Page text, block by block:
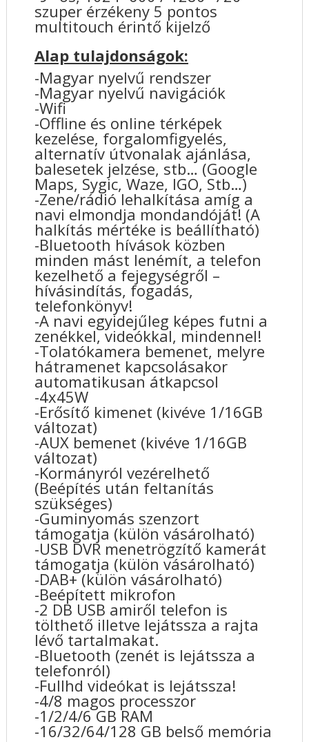
szuper érzékeny 5 pontos
multitouch érintő kijelző
Alap tulajdonságok:
-Magyar nyelvű rendszer
-Magyar nyelvű navigációk
-Wifi
-Offline és online térképek
kezelése, forgalomfigyelés,
alternatív útvonalak ajánlása,
balesetek jelzése, stb… (Google
Maps, Sygic, Waze, IGO, Stb…)
-Zene/rádió lehalkítása amíg a
navi elmondja mondandóját! (A
halkítás mértéke is beállítható)
-Bluetooth hívások közben
minden mást lenémít, a telefon
kezelhető a fejegységről –
hívásindítás, fogadás,
telefonkönyv!
-A navi egyidejűleg képes futni a
zenékkel, videókkal, mindennel!
-Tolatókamera bemenet, melyre
hátramenet kapcsolásakor
automatikusan átkapcsol
-4x45W
-Erősítő kimenet (kivéve 1/16GB
változat)
-AUX bemenet (kivéve 1/16GB
változat)
-Kormányról vezérelhető
(Beépítés után feltanítás
szükséges)
-Guminyomás szenzort
támogatja (külön vásárolható)
-USB DVR menetrögzítő kamerát
támogatja (külön vásárolható)
-DAB+ (külön vásárolható)
-Beépített mikrofon
-2 DB USB amiről telefon is
tölthető illetve lejátssza a rajta
lévő tartalmakat.
-Bluetooth (zenét is lejátssza a
telefonról)
-Fullhd videókat is lejátssza!
-4/8 magos processzor
-1/2/4/6 GB RAM
-16/32/64/128 GB belső memória